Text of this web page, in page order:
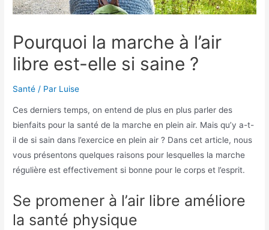
Pourquoi la marche à l’air
libre est-elle si saine ?
Santé / Par Luise
Ces derniers temps, on entend de plus en plus parler des
bienfaits pour la santé de la marche en plein air. Mais qu’y a-t-
il de si sain dans l’exercice en plein air ? Dans cet article, nous
vous présentons quelques raisons pour lesquelles la marche
régulière est effectivement si bonne pour le corps et l’esprit.
Se promener à l’air libre améliore
la santé physique